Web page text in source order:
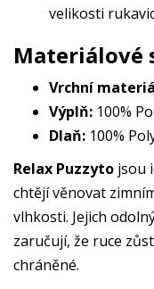
velikosti
Materiálové
Vrchní
Výplň: 100%
Dlaň: 100%
Relax Puzzyto jsou
chtějí věnovat
vlhkosti. Jejich
zaručují, že ruce
chráněné.